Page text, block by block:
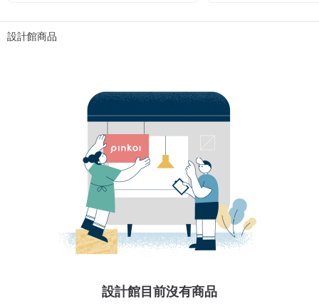
設計館商品
設計館目前沒有商品